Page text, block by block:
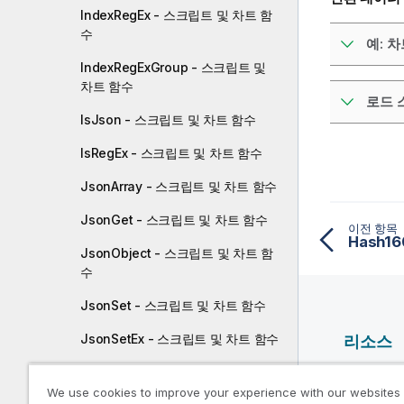
IndexRegEx - 스크립트 및 차트 함
수
IndexRegExGroup - 스크립트 및
차트 함수
IsJson - 스크립트 및 차트 함수
IsRegEx - 스크립트 및 차트 함수
JsonArray - 스크립트 및 차트 함수
JsonGet - 스크립트 및 차트 함수
JsonObject - 스크립트 및 차트 함
수
JsonSet - 스크립트 및 차트 함수
JsonSetEx - 스크립트 및 차트 함수
예:
로드
이전 항목
리소스
Qlik
We use cookies to improve your experience with our websites